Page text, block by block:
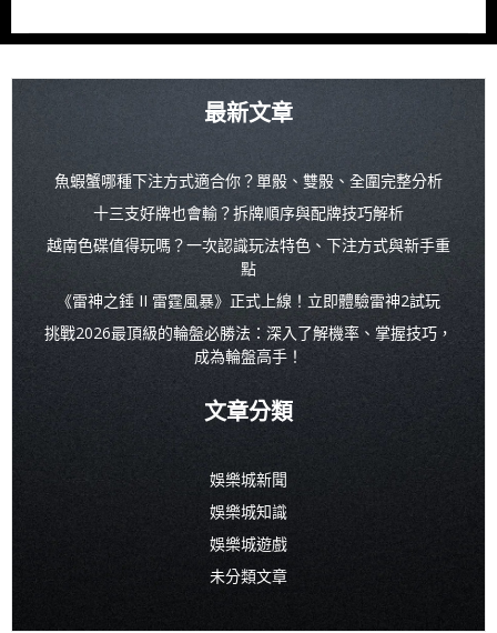
章
導
覽
章
導
覽
最新文章
魚蝦蟹哪種下注方式適合你？單骰、雙骰、全圍完整分析
十三支好牌也會輸？拆牌順序與配牌技巧解析
越南色碟值得玩嗎？一次認識玩法特色、下注方式與新手重
點
《雷神之錘 II 雷霆風暴》正式上線！立即體驗雷神2試玩
挑戰2026最頂級的輪盤必勝法：深入了解機率、掌握技巧，
成為輪盤高手！
文章分類
娛樂城新聞
娛樂城知識
娛樂城遊戲
未分類文章